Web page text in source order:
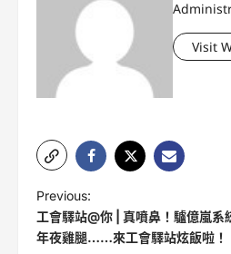
Visit
P
o
Previous:
工會驛站@你 | 真噴鼻！驢億嵐系
年夜雞腿……來工會驛站炫飯啦！